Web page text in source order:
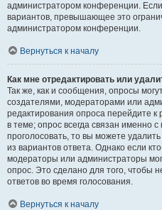
администратором конференции.
вариантов, превышающее это
администратором конференции.
Вернуться к началу
Как мне отредактировать или
Так же, как и сообщения, опросы
создателями, модераторами или
редактирования опроса перейдите
в теме; опрос всегда связан именно
проголосовать, то вы можете
из вариантов ответа. Однако если
модераторы или администраторы
опрос. Это сделано для того, чтобы
ответов во время голосования.
Вернуться к началу